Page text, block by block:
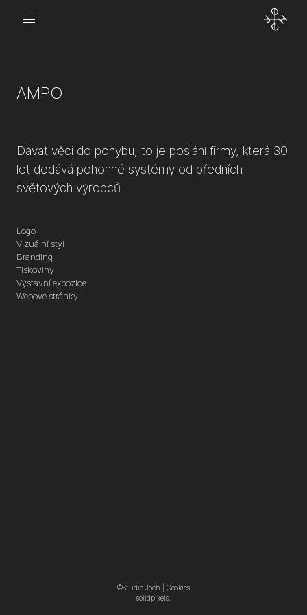
Menu
AMPO
Dávat věci do pohybu, to je poslání firmy, která 30
let dodává pohonné systémy od předních
světových výrobců.
Logo
Vizuální styl
Branding
Tiskoviny
Výstavní expozice
Webové stránky
©Studio Joch | Cookies
solidpixels.